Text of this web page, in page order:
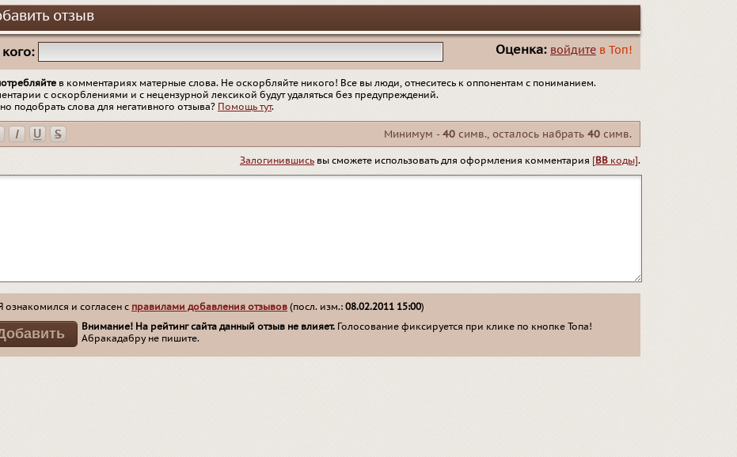
отзыв
Оценка: войдите в Топ!
в комментариях матерные слова. Не оскорбляйте никого! Все вы люди, отнеситесь к оппонентам с пониманием.
с оскорблениями и с нецензурной лексикой будут удаляться без предупреждений.
подобрать слова для негативного отзыва? Помощь тут.
Минимум -40 симв., осталось набрать 40 симв.
Залогинившись вы сможете использовать для оформления комментария [BB коды].
ознакомился и согласен с правилами добавления отзывов (посл. изм.: 08.02.2011 15:00)
Внимание! На рейтинг сайта данный отзыв не влияет. Голосование фиксируется при клике по кнопке Топа!
Абракадабру не пишите.